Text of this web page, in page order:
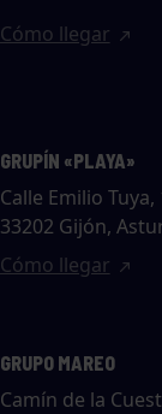
Cómo llegar
GRUPÍN «PLAYA»
Calle Emilio Tuya,
33202 Gijón,
Cómo llegar
GRUPO MAREO
Camín de la